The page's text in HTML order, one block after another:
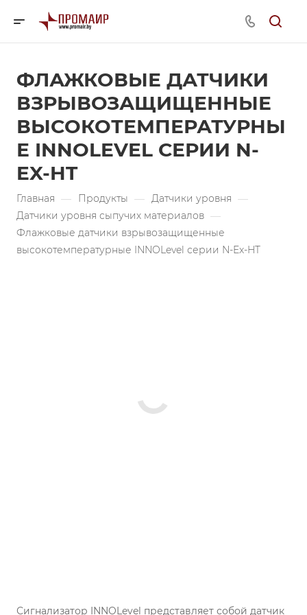
ФЛАЖКОВЫЕ ДАТЧИКИ
ВЗРЫВОЗАЩИЩЕННЫЕ
ВЫСОКОТЕМПЕРАТУРНЫ
Е INNOLEVEL СЕРИИ N-
EX-HT
Главная — Продукты — Датчики уровня —
Датчики уровня сыпучих материалов —
Флажковые датчики взрывозащищенные
высокотемпературные INNOLevel серии N-Ex-HT
Сигнализатор INNOLevel представляет собой датчик